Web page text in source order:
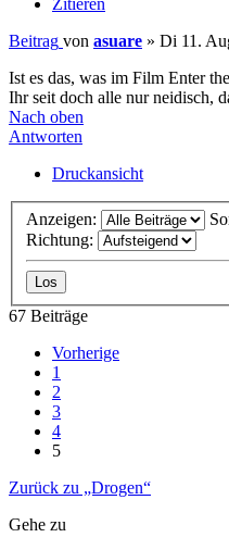
Zitieren
Beitrag von asuare » Di 11.
Ist es das, was im Film Enter
Ihr seit doch alle nur neidisch,
Nach oben
Antworten
Druckansicht
Anzeigen:
Richtung:
67 Beiträge
Vorherige
1
2
3
4
5
Zurück zu „Drogen“
Gehe zu